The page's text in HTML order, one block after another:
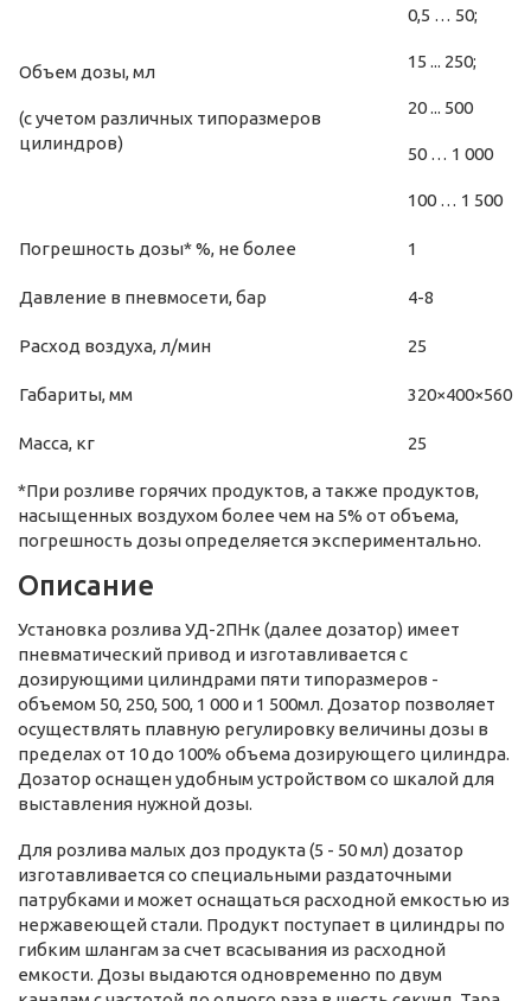
Объем дозы, мл
(с учетом различных типоразмеров
цилиндров)
0,5 … 50;
15 ... 250;
20 ... 500
50 … 1 000
100 … 1 500
Погрешность дозы* %, не более 1
Давление в пневмосети, бар 4-8
Расход воздуха, л/мин 25
Габариты, мм 320×400×560
Масса, кг 25
*При розливе горячих продуктов, а также продуктов,
насыщенных воздухом более чем на 5% от объема,
погрешность дозы определяется экспериментально.
Описание
Установка розлива УД-2ПНк (далее дозатор) имеет
пневматический привод и изготавливается с
дозирующими цилиндрами пяти типоразмеров -
объемом 50, 250, 500, 1 000 и 1 500мл. Дозатор позволяет
осуществлять плавную регулировку величины дозы в
пределах от 10 до 100% объема дозирующего цилиндра.
Дозатор оснащен удобным устройством со шкалой для
выставления нужной дозы.
Для розлива малых доз продукта (5 - 50 мл) дозатор
изготавливается со специальными раздаточными
патрубками и может оснащаться расходной емкостью из
нержавеющей стали. Продукт поступает в цилиндры по
гибким шлангам за счет всасывания из расходной
емкости. Дозы выдаются одновременно по двум